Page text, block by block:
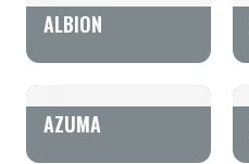
ALBION
AZUMA